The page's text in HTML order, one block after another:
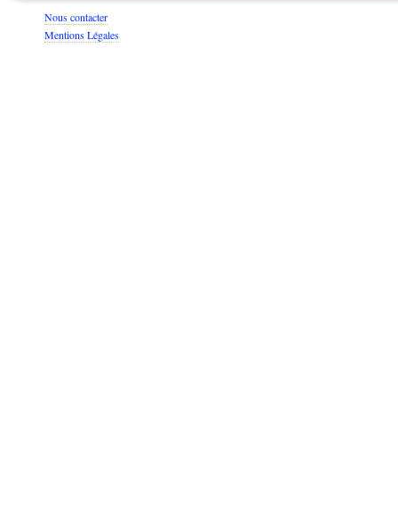
Nous contacter
Mentions Légales